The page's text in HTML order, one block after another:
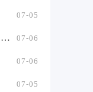
07-05
三国志幻想大陆官渡之战擒贼擒王攻略 07-06
07-06
07-05